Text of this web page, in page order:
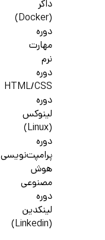
داکر
(Docker)
دوره
مهارت
نرم
دوره
HTML/CSS
دوره
لینوکس
(Linux)
دوره
پرامپت‌نویسی
هوش
مصنوعی
دوره
لینکدین
(Linkedin)